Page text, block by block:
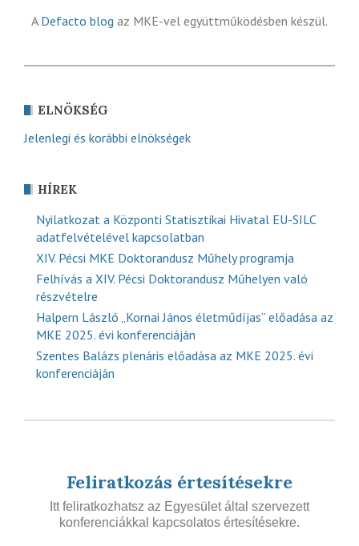
A Defacto blog az MKE-vel együttműködésben készül.
ELNÖKSÉG
Jelenlegi és korábbi elnökségek
HÍREK
Nyilatkozat a Központi Statisztikai Hivatal EU-SILC
adatfelvételével kapcsolatban
XIV. Pécsi MKE Doktorandusz Műhely programja
Felhívás a XIV. Pécsi Doktorandusz Műhelyen való
részvételre
Halpern László „Kornai János életműdíjas” előadása az
MKE 2025. évi konferenciáján
Szentes Balázs plenáris előadása az MKE 2025. évi
konferenciáján
Feliratkozás értesítésekre
Itt feliratkozhatsz az Egyesület által szervezett
konferenciákkal kapcsolatos értesítésekre.